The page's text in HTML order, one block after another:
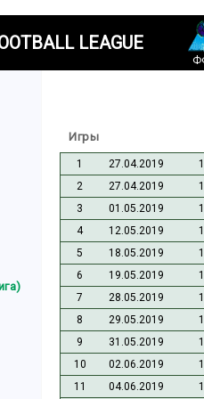
LEAGUE
Игры
1 27.04.2019
2
27.04.2019
3
01.05.2019
4
12.05.2019
5
18.05.2019
6
19.05.2019
7
28.05.2019
8
29.05.2019
9
31.05.2019
10
02.06.2019
11
04.06.2019